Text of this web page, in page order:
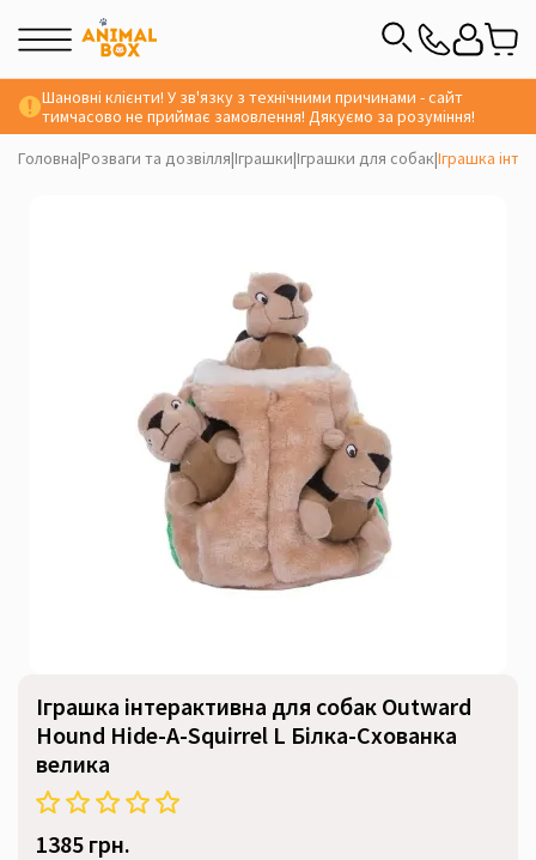
Шановні клієнти! У зв'язку з технічними причинами - сайт
тимчасово не приймає замовлення! Дякуємо за розуміння!
Головна|Розваги та дозвілля|Іграшки|Іграшки для собак|Іграшка
Іграшка інтерактивна для собак Outward
Hound Hide-A-Squirrel L Білка-Схованка
велика
1385 грн.